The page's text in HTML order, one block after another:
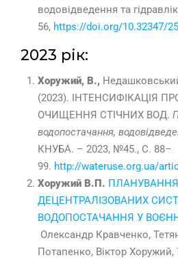
водовідведення та
56, https://doi.org/10.32347/
2023 рік:
Хоружий, В.,
(2023). ІНТЕНСИФІКАЦІЯ
ОЧИЩЕННЯ СТІЧНИХ ВОД.
водопостачання,
КНУБА. – 2023, №45., С. 88–
99. http://wateruse.org.ua/
Хоружий В.П. ПЛАНУВАННЯ
ДЕЦЕНТРАЛІЗОВАНИХ
ВОДОПОСТАЧАННЯ У
Олександр Кравченко,
Потапенко, Віктор Хоружий,